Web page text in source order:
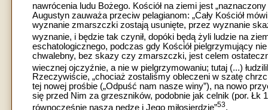
nawrócenia ludu Bożego. Kościół na ziemi jest
Augustyn zauważa przeciw pelagianom: „Cały Kościół
wyznanie zmarszczki zostają usunięte, przez wyznanie
wyznanie, i będzie tak czynił, dopóki będą żyli ludzie na
eschatologicznego, podczas gdy Kościół pielgrzymujący
chwalebny, bez skazy czy zmarszczki, jest celem
wiecznej ojczyźnie, a nie w pielgrzymowaniu; tutaj (...)
Rzeczywiście, „chociaż zostaliśmy obleczeni w szatę
tej nowej prośbie („Odpuść nam nasze winy”), na nowo
się przed Nim za grzeszników, podobnie jak celnik (por.
równocześnie naszą nędzę i Jego miłosierdzie”53.